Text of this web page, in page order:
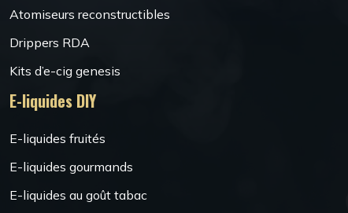
Atomiseurs reconstructibles
Drippers RDA
Kits d’e-cig genesis
E-liquides DIY
E-liquides fruités
E-liquides gourmands
E-liquides au goût tabac